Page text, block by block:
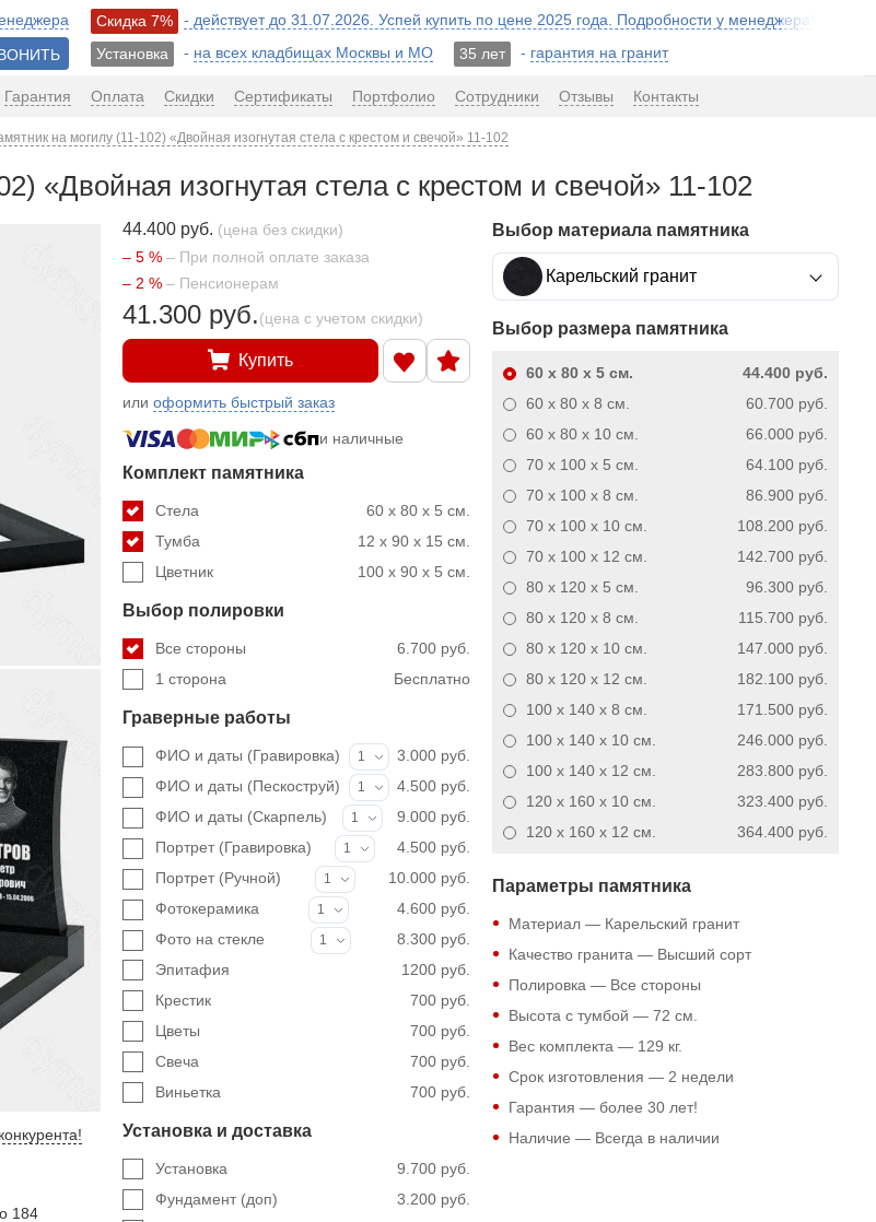
Скидка 7%
- действует до 31.07.2026. Успей купить по цене 2025 года. Подробности у менеджера!
Установка
- на всех кладбищах Москвы и МО 35 лет - гарантия на гранит
Гарантия Оплата Скидки Сертификаты Портфолио Сотрудники Отзывы Контакты
на могилу (11-102) «Двойная изогнутая стела с крестом и свечой» 11-102
«Двойная изогнутая стела с крестом и свечой» 11-102
!
184
44.400 руб. (цена без скидки)
– 5 % – При полной оплате заказа
– 2 % – Пенсионерам
41.300 руб.(цена с учетом скидки)
Купить
илиоформить быстрый заказ
и наличные
Комплект памятника
60 x 80 x 5 см.
Стела
12 x 90 x 15 см.
Тумба
100 x 90 x 5 см.
Цветник
Выбор полировки
6.700 руб.
Все стороны
Бесплатно
1 сторона
Граверные работы
ФИО и даты (Гравировка) 1
3.000 руб.
ФИО и даты (Пескоструй)
1
4.500 руб.
ФИО и даты (Скарпель)
1
9.000 руб.
Портрет (Гравировка)
1
4.500 руб.
Портрет (Ручной)
1
10.000 руб.
Фотокерамика
1
4.600 руб.
Фото на стекле
1
8.300 руб.
1200 руб.
Эпитафия
700 руб.
Крестик
700 руб.
Цветы
700 руб.
Свеча
700 руб.
Виньетка
Установка и доставка
9.700 руб.
Установка
3.200 руб.
Фундамент (доп)
Выбор материала памятника
Карельский гранит
Выбор размера памятника
44.400 руб.
60 x 80 x 5см.
60.700 руб.
60 x 80 x 8 см.
66.000 руб.
60 x 80 x 10см.
64.100 руб.
70 x 100 x 5 см.
86.900 руб.
70 x 100 x 8 см.
108.200 руб.
70 x 100 x 10см.
142.700 руб.
70 x 100 x 12 см.
96.300 руб.
80 x 120 x 5 см.
115.700 руб.
80 x 120 x 8 см.
147.000 руб.
80 x 120 x 10см.
182.100 руб.
80 x 120 x 12 см.
171.500 руб.
100 x 140 x 8 см.
246.000 руб.
100 x 140 x 10см.
283.800 руб.
100 x 140 x 12 см.
323.400 руб.
120 x 160 x 10см.
364.400 руб.
120 x 160 x 12 см.
Параметры памятника
Материал — Карельский гранит
Качество гранита — Высший сорт
Полировка — Все стороны
Высота с тумбой — 72 см.
Вес комплекта — 129 кг.
Срок изготовления — 2 недели
Гарантия — более 30 лет!
Наличие — Всегда в наличии